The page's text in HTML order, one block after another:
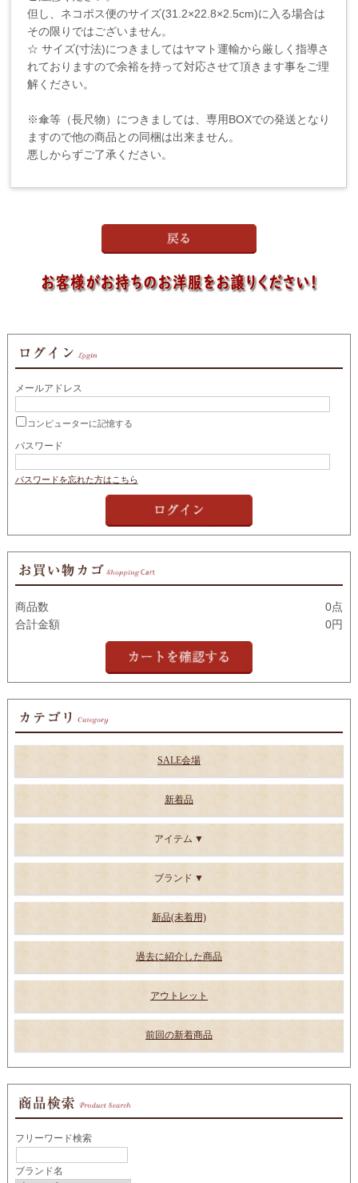
但し、ネコポス便のサイズ(31.2×22.8×2.5cm)に入る場合は
その限りではございません。
☆ サイズ(寸法)につきましてはヤマト運輸から厳しく指導さ
れておりますので余裕を持って対応させて頂きます事をご理
解ください。
※傘等（長尺物）につきましては、専用BOXでの発送となり
ますので他の商品との同梱は出来ません。
悪しからずご了承ください。
メールアドレス
コンピューターに記憶する
パスワード
パスワードを忘れた方はこちら
商品数
0点
合計金額
0円
SALE会場
新着品
アイテム
ブランド
新品(未着用)
過去に紹介した商品
アウトレット
前回の新着商品
フリーワード検索
ブランド名